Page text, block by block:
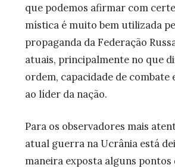
que podemos afirmar com
mística é muito bem utilizada
propaganda da Federação
atuais, principalmente no que
ordem, capacidade de combate
ao líder da nação.
Para os observadores mais
atual guerra na Ucrânia está
maneira exposta alguns pontos